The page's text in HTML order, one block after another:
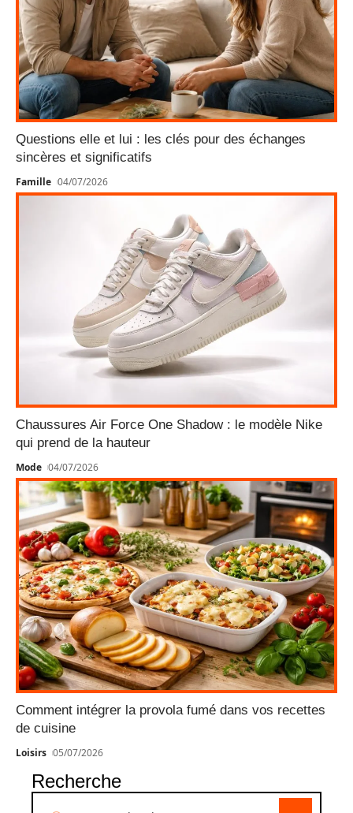
Questions elle et lui : les clés pour des échanges
sincères et significatifs
Famille 04/07/2026
Chaussures Air Force One Shadow : le modèle Nike
qui prend de la hauteur
Mode 04/07/2026
Comment intégrer la provola fumé dans vos recettes
de cuisine
Loisirs 05/07/2026
Recherche